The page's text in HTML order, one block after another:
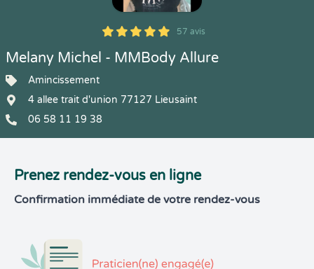
5
1
5
57 57 avis
Melany Michel - MMBody Allure
Amincissement
4 allee trait d'union 77127 Lieusaint
06 58 11 19 38
Prenez rendez-vous en ligne
Confirmation immédiate de votre rendez-vous